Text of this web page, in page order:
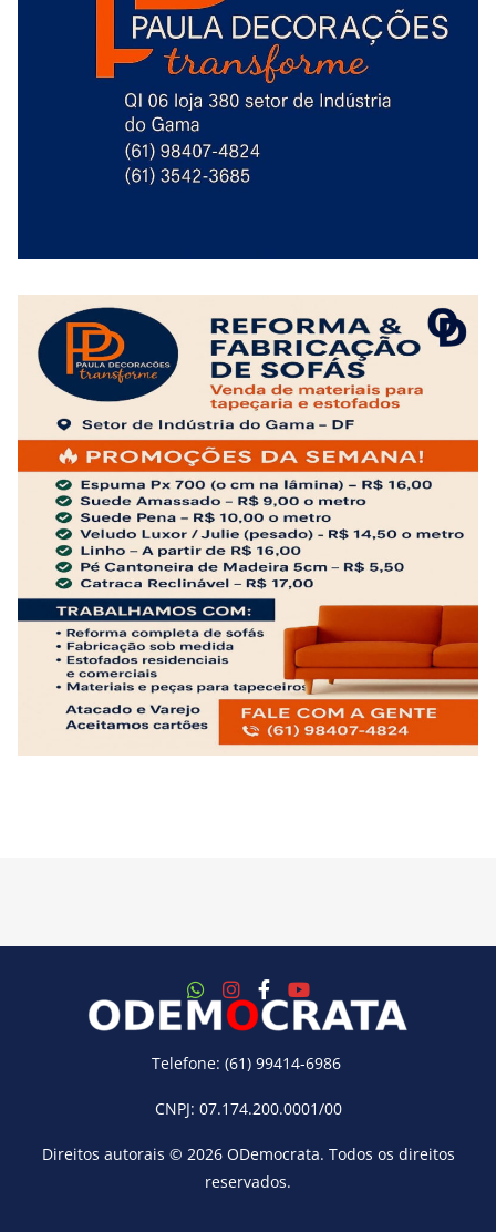
Telefone: (61) 99414-6986
CNPJ: 07.174.200.0001/00
Direitos autorais © 2026 ODemocrata. Todos os direitos
reservados.